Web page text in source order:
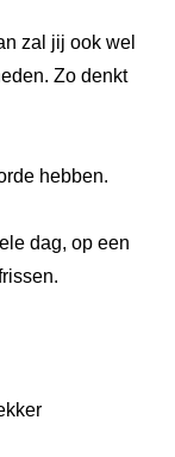
zal jij ook wel
Zo denkt
hebben.
dag, op een